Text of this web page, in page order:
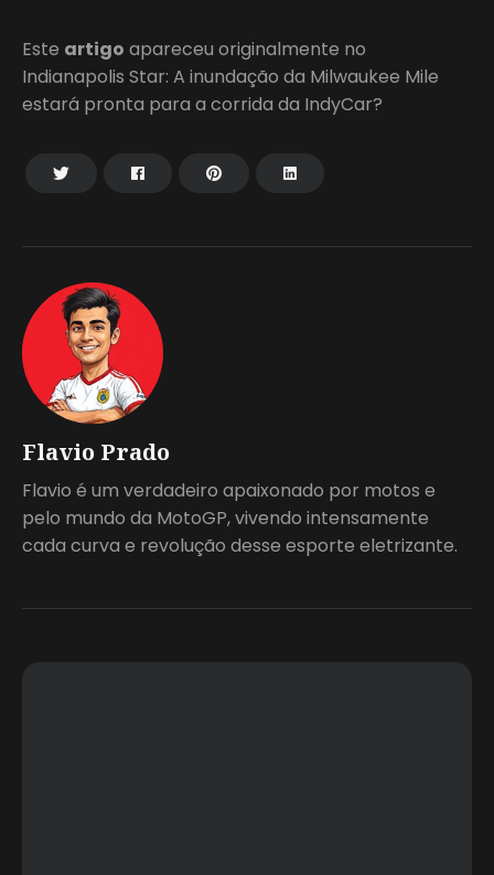
Flavio Prado
Flavio é um verdadeiro apaixonado por motos e
pelo mundo da MotoGP, vivendo intensamente
cada curva e revolução desse esporte eletrizante.
Este artigo apareceu originalmente no
Indianapolis Star: A inundação da Milwaukee Mile
estará pronta para a corrida da IndyCar?